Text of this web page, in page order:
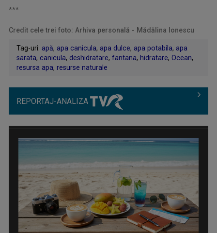
***
Credit cele trei foto: Arhiva personală - Mădălina Ionescu
Tag-uri: apă, apa canicula, apa dulce, apa potabila, apa
sarata, canicula, deshidratare, fantana, hidratare, Ocean,
resursa apa, resurse naturale
REPORTAJ-ANALIZA